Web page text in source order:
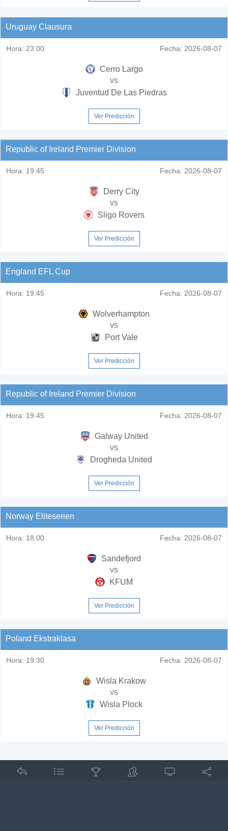
Uruguay Clausura
Hora: 23:00 Fecha: 2026-08-07
Cerro Largo
vs
Juventud De Las Piedras
Ver Predicción
Republic of Ireland Premier Division
Hora: 19:45 Fecha: 2026-08-07
Derry City
vs
Sligo Rovers
Ver Predicción
England EFL Cup
Hora: 19:45 Fecha: 2026-08-07
Wolverhampton
vs
Port Vale
Ver Predicción
Republic of Ireland Premier Division
Hora: 19:45 Fecha: 2026-08-07
Galway United
vs
Drogheda United
Ver Predicción
Norway Eliteserien
Hora: 18:00 Fecha: 2026-08-07
Sandefjord
vs
KFUM
Ver Predicción
Poland Ekstraklasa
Hora: 19:30 Fecha: 2026-08-07
Wisla Krakow
vs
Wisla Plock
Ver Predicción